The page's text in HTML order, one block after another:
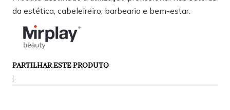
da estética, cabeleireiro, barbearia e bem-estar.
PARTILHAR ESTE PRODUTO
|